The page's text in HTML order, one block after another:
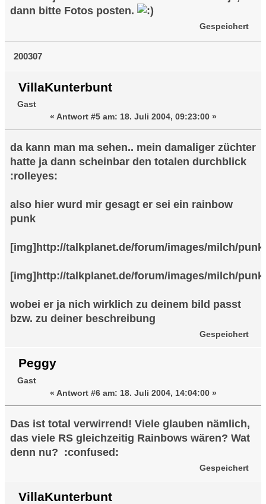
dann bitte Fotos posten.
Gespeichert
200307
VillaKunterbunt
Gast
« Antwort #5 am: 18. Juli 2004, 09:23:00 »
da kann man ma sehen.. mein damaliger züchter
hatte ja dann scheinbar den totalen durchblick
:rolleyes:
also hier wurd mir gesagt er sei ein rainbow
punk
[img]http://talkplanet.de/forum/images/milch/
[img]http://talkplanet.de/forum/images/milch/
wobei er ja nich wirklich zu deinem bild passt
bzw. zu deiner beschreibung
Gespeichert
Peggy
Gast
« Antwort #6 am: 18. Juli 2004, 14:04:00 »
Das ist total verwirrend! Viele glauben nämlich,
das viele RS gleichzeitig Rainbows wären? Wat
denn nu? :confused:
Gespeichert
VillaKunterbunt